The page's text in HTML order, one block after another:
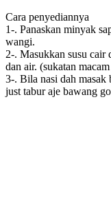
Cara penyediannya
1-. Panaskan minyak
wangi.
2-. Masukkan susu cair
dan air. (sukatan
3-. Bila nasi dah masak
just tabur aje bawang